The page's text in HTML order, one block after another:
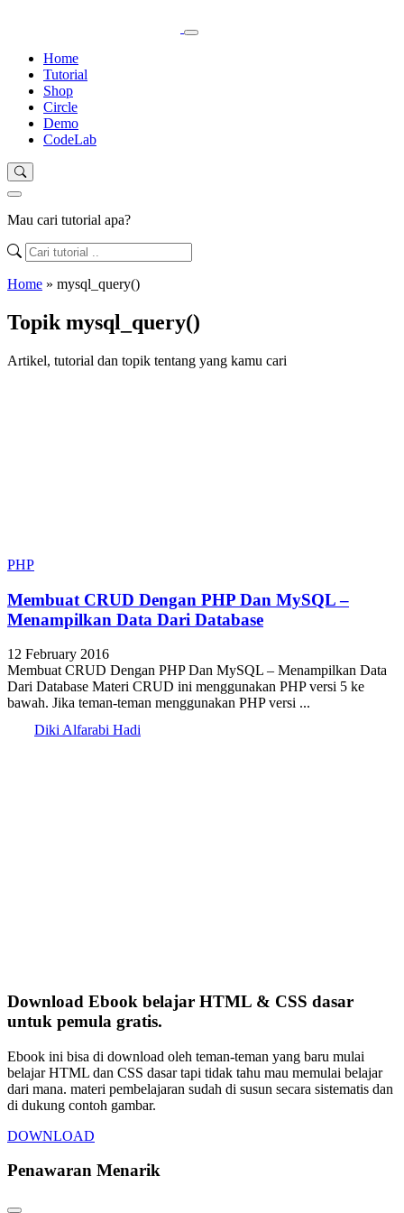
Home
Tutorial
Shop
Circle
Demo
CodeLab
Mau cari tutorial apa?
Home » mysql_query()
Topik mysql_query()
Artikel, tutorial dan topik tentang yang kamu cari
PHP
Membuat CRUD Dengan PHP Dan MySQL –
Menampilkan Data Dari Database
12 February 2016
Membuat CRUD Dengan PHP Dan MySQL – Menampilkan Data
Dari Database Materi CRUD ini menggunakan PHP versi 5 ke
bawah. Jika teman-teman menggunakan PHP versi ...
Diki Alfarabi Hadi
Download Ebook belajar HTML & CSS dasar
untuk pemula gratis.
Ebook ini bisa di download oleh teman-teman yang baru mulai
belajar HTML dan CSS dasar tapi tidak tahu mau memulai belajar
dari mana. materi pembelajaran sudah di susun secara sistematis dan
di dukung contoh gambar.
DOWNLOAD
Penawaran Menarik